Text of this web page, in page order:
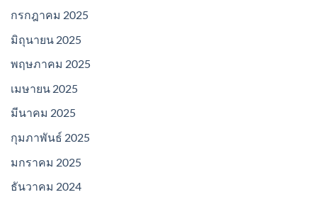
กรกฎาคม 2025
มิถุนายน 2025
พฤษภาคม 2025
เมษายน 2025
มีนาคม 2025
กุมภาพันธ์ 2025
มกราคม 2025
ธันวาคม 2024